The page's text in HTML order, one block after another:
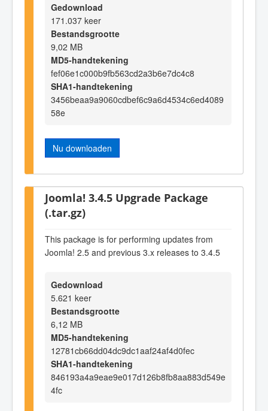
Gedownload
171.037 keer
Bestandsgrootte
9,02 MB
MD5-handtekening
fef06e1c000b9fb563cd2a3b6e7dc4c8
SHA1-handtekening
3456beaa9a9060cdbef6c9a6d4534c6ed4089
58e
Nu downloaden
Joomla! 3.4.5 Upgrade Package
(.tar.gz)
This package is for performing updates from
Joomla! 2.5 and previous 3.x releases to 3.4.5
Gedownload
5.621 keer
Bestandsgrootte
6,12 MB
MD5-handtekening
12781cb66dd04dc9dc1aaf24af4d0fec
SHA1-handtekening
846193a4a9eae9e017d126b8fb8aa883d549e
4fc